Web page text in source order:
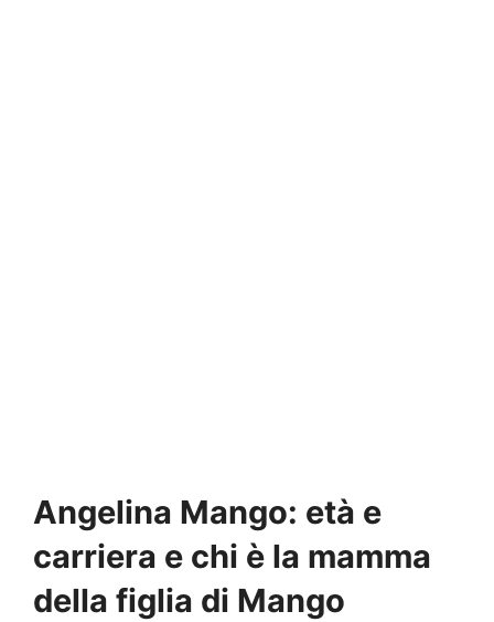
Angelina Mango: età e
carriera e chi è la mamma
della figlia di Mango